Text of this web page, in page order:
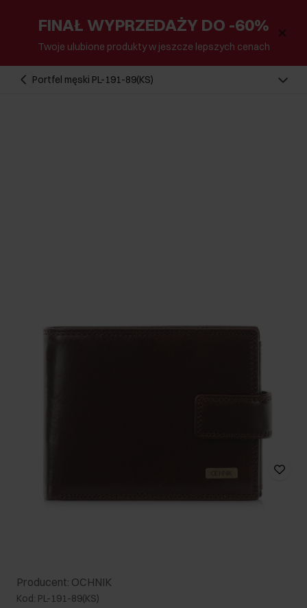
FINAŁ WYPRZEDAŻY DO -60%
Twoje ulubione produkty w jeszcze lepszych cenach
Portfel męski PL-191-89(KS)
Producent: OCHNIK
Kod: PL-191-89(KS)